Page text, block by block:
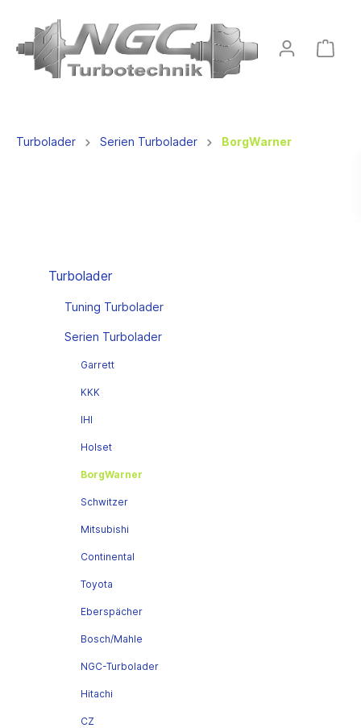
Turbolader Serien Turbolader BorgWarner
Turbolader
Tuning Turbolader
Serien Turbolader
Garrett
KKK
IHI
Holset
BorgWarner
Schwitzer
Mitsubishi
Continental
Toyota
Eberspächer
Bosch/Mahle
NGC-Turbolader
Hitachi
CZ